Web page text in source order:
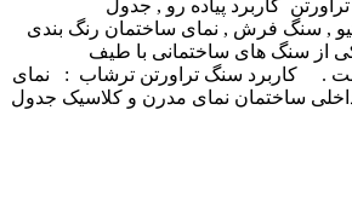
کاربرد پیاده رو , جدول
, سنگ فرش , نمای ساختمان رنگ بندی
از سنگ های ساختمانی با طیف
. کاربرد سنگ تراورتن ترشاب : نمای
ساختمان نمای مدرن و کلاسیک جدول